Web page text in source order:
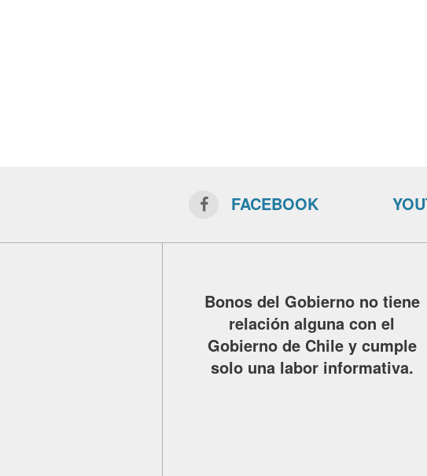
FACEBOOK
Bonos del Gobierno no tiene
relación alguna con el
Gobierno de Chile y cumple
solo una labor informativa.